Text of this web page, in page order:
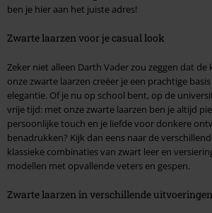
ben je hier aan het juiste adres!
Zwarte laarzen voor je casual look
Zeker niet alleen Darth Vader zou zeggen dat
onze zwarte laarzen creëer je een prachtige
elegantie. Of je nu op school bent, op de
vrije tijd: met onze zwarte laarzen ben je altijd
persoonlijke touch en je liefde voor donkere
benadrukken? Kijk dan eens naar de
klassieke combinaties van zwart leer en
modellen met opvallende veters en gespen.
Zwarte laarzen in verschillende uitvoeringen